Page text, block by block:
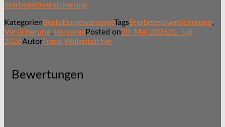
Sterbegeldversicherung
Kategorien BestattungsvorsorgeTagsSterbegeldversicherung,
Versicherung, VorsorgePosted on20. Mai 202621. Juli
2026AutorFrank Willenbücher
Bewertungen